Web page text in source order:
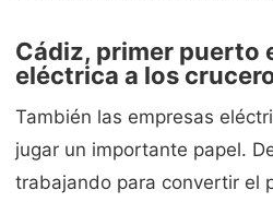
Cádiz, primer puerto
eléctrica a los
También las empresas
jugar un importante papel.
trabajando para convertir el